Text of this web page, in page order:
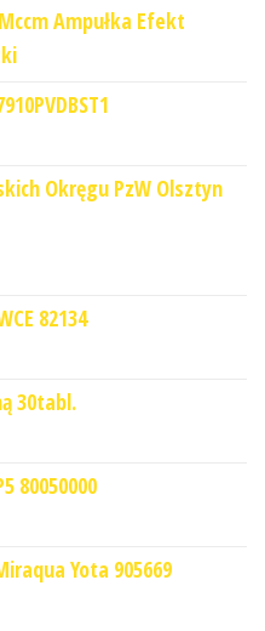
Ampułka Efekt
Okręgu PzW Olsztyn
82134
30tabl.
80050000
Yota 905669